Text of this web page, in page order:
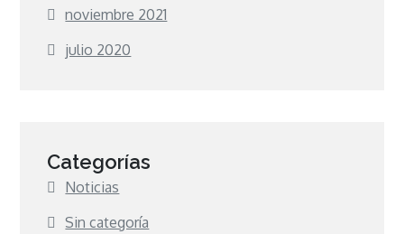
noviembre 2021
julio 2020
Categorías
Noticias
Sin categoría